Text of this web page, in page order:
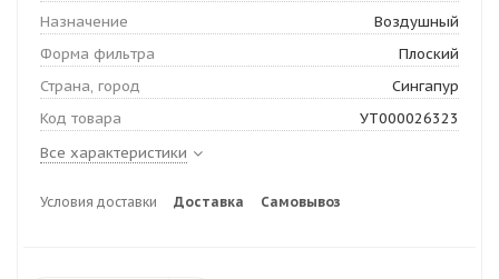
Назначение
Воздушный
Форма фильтра
Плоский
Страна, город
Сингапур
Код товара
УТ000026323
Все характеристики
Условия доставки Доставка Самовывоз